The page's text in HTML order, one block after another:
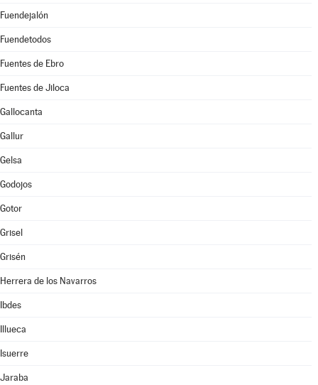
Fuendejalón
Fuendetodos
Fuentes de Ebro
Fuentes de Jiloca
Gallocanta
Gallur
Gelsa
Godojos
Gotor
Grisel
Grisén
Herrera de los Navarros
Ibdes
Illueca
Isuerre
Jaraba